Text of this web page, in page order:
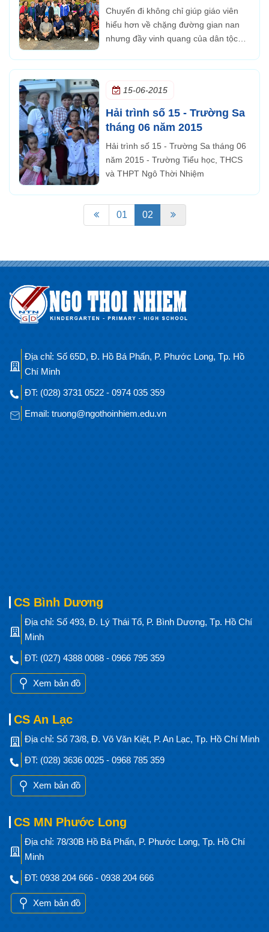
Chuyến đi không chỉ giúp giáo viên
hiểu hơn về chặng đường gian nan
nhưng đầy vinh quang của dân tộc
15-06-2015
Hải trình số 15 - Trường Sa
tháng 06 năm 2015
Hải trình số 15 - Trường Sa tháng 06
năm 2015 - Trường Tiểu học, THCS
và THPT Ngô Thời Nhiệm
01 02
Địa chỉ: Số 65D, Đ. Hồ Bá Phấn, P. Phước Long, Tp. Hồ
Chí Minh
ĐT: (028) 3731 0522 - 0974 035 359
Email: truong@ngothoinhiem.edu.vn
CS Bình Dương
Địa chỉ: Số 493, Đ. Lý Thái Tổ, P. Bình Dương, Tp. Hồ Chí
Minh
ĐT: (027) 4388 0088 - 0966 795 359
Xem bản đồ
CS An Lạc
Địa chỉ: Số 73/8, Đ. Võ Văn Kiệt, P. An Lạc, Tp. Hồ Chí Minh
ĐT: (028) 3636 0025 - 0968 785 359
Xem bản đồ
CS MN Phước Long
Địa chỉ: 78/30B Hồ Bá Phấn, P. Phước Long, Tp. Hồ Chí
Minh
ĐT: 0938 204 666 - 0938 204 666
Xem bản đồ